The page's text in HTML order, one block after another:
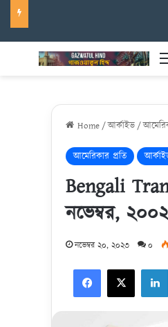
Home /আর্কাইভ /
আমেরিকার প্রতি
Bengali
নভেম্বর,
নভেম্বর ২০, ২০২৩ ০